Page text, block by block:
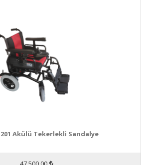
Akülü Tekerlekli Sandalye